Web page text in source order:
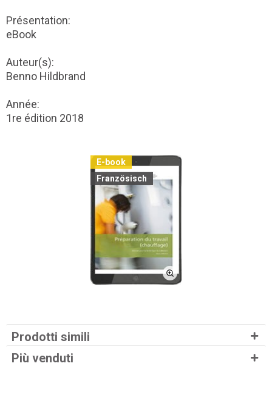
Présentation:
eBook
Auteur(s):
Benno Hildbrand
Année:
1re édition 2018
E-book
Französisch
Prodotti simili
Più venduti